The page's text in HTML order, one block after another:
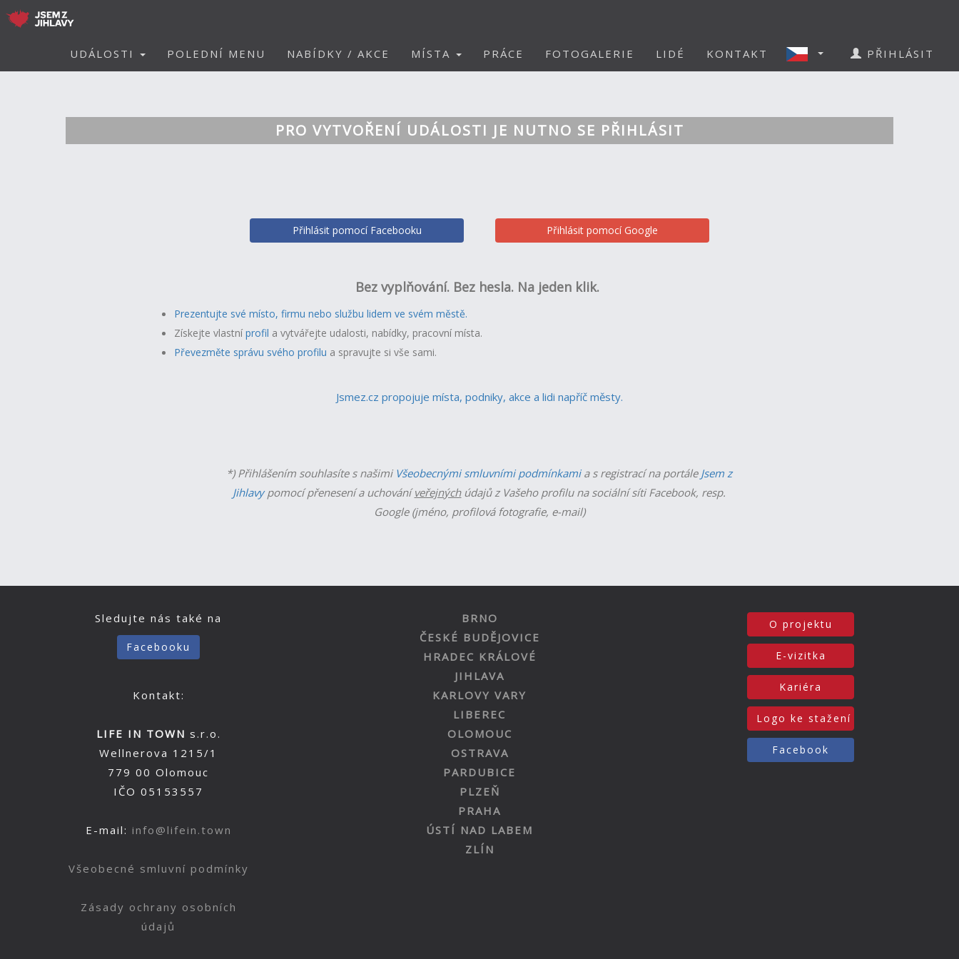
UDÁLOSTI POLEDNÍ MENU NABÍDKY / AKCE MÍSTA PRÁCE FOTOGALERIE LIDÉ KONTAKT PŘIHLÁSIT
PRO VYTVOŘENÍ UDÁLOSTI JE NUTNO SE PŘIHLÁSIT
Přihlásit pomocí Facebooku Přihlásit pomocí Google
Bez vyplňování. Bez hesla. Na jeden klik.
Prezentujte své místo, firmu nebo službu lidem ve svém městě.
Získejte vlastní profil a vytvářejte udalosti, nabídky, pracovní místa.
Převezměte správu svého profilu a spravujte si vše sami.
Jsmez.cz propojuje místa, podniky, akce a lidi napříč městy.
*) Přihlášením souhlasíte s našimi Všeobecnými smluvními podmínkamia s registrací na portále Jsem z
Jihlavypomocí přenesení a uchováníveřejnýchúdajů z Vašeho profilu na sociální síti Facebook, resp.
Google (jméno, profilová fotografie, e-mail)
Sledujte nás také na
Facebooku
Kontakt:
LIFE IN TOWN s.r.o.
Wellnerova 1215/1
779 00 Olomouc
IČO 05153557
E-mail: info@lifein.town
Všeobecné smluvní podmínky
Zásady ochrany osobních
údajů
BRNO
ČESKÉ BUDĚJOVICE
HRADEC KRÁLOVÉ
JIHLAVA
KARLOVY VARY
LIBEREC
OLOMOUC
OSTRAVA
PARDUBICE
PLZEŇ
PRAHA
ÚSTÍ NAD LABEM
ZLÍN
O projektu
E-vizitka
Kariéra
Logo ke stažení
Facebook